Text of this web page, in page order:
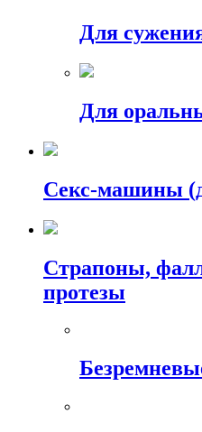
Для
Для
Секс-машины
Страпоны,
протезы